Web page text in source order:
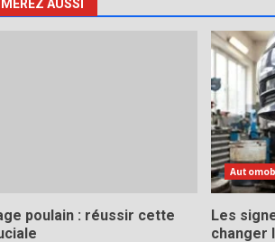
AUSSI
poulain : réussir cette
Les
changer